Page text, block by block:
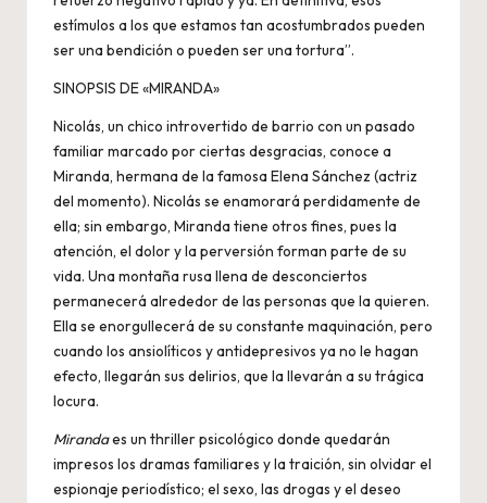
estímulos a los que estamos tan acostumbrados pueden
ser una bendición o pueden ser una tortura”.
SINOPSIS DE «MIRANDA»
Nicolás, un chico introvertido de barrio con un pasado
familiar marcado por ciertas desgracias, conoce a
Miranda, hermana de la famosa Elena Sánchez (actriz
del momento). Nicolás se enamorará perdidamente de
ella; sin embargo, Miranda tiene otros fines, pues la
atención, el dolor y la perversión forman parte de su
vida. Una montaña rusa llena de desconciertos
permanecerá alrededor de las personas que la quieren.
Ella se enorgullecerá de su constante maquinación, pero
cuando los ansiolíticos y antidepresivos ya no le hagan
efecto, llegarán sus delirios, que la llevarán a su trágica
locura.
Mirandaes un thriller psicológico donde quedarán
impresos los dramas familiares y la traición, sin olvidar el
espionaje periodístico; el sexo, las drogas y el deseo